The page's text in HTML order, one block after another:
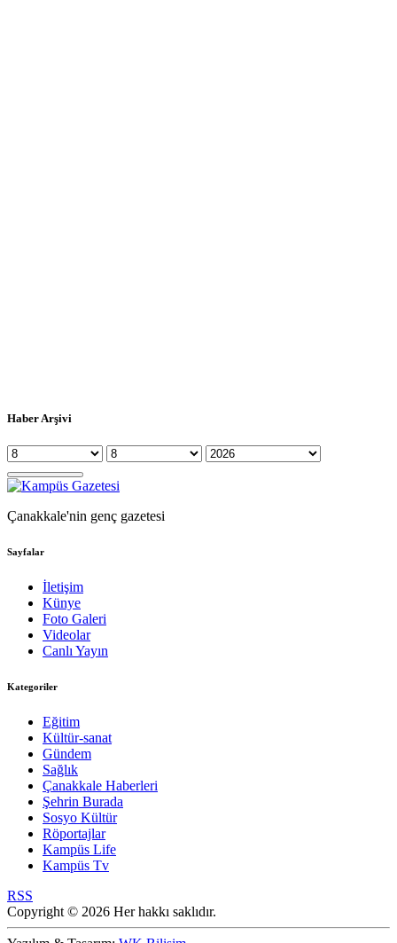
Haber Arşivi
Çanakkale'nin genç gazetesi
Sayfalar
İletişim
Künye
Foto Galeri
Videolar
Canlı Yayın
Kategoriler
Eğitim
Kültür-sanat
Gündem
Sağlık
Çanakkale Haberleri
Şehrin Burada
Sosyo Kültür
Röportajlar
Kampüs Life
Kampüs Tv
RSS
Copyright © 2026 Her hakkı saklıdır.